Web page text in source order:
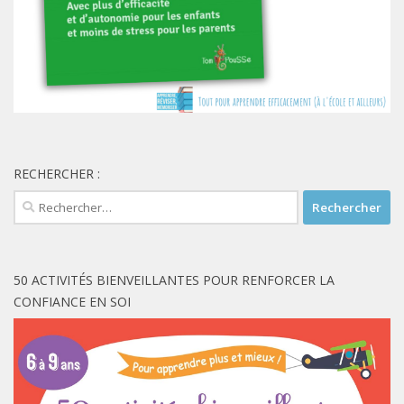
RECHERCHER :
Rechercher :
50 ACTIVITÉS BIENVEILLANTES POUR RENFORCER LA
CONFIANCE EN SOI